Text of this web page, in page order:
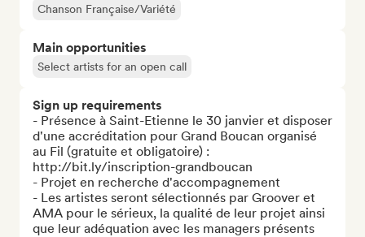
Chanson Française/Variété
Main opportunities
Select artists for an open call
Sign up requirements
- Présence à Saint-Etienne le 30 janvier et disposer
d'une accréditation pour Grand Boucan organisé
au Fil (gratuite et obligatoire) :
http://bit.ly/inscription-grandboucan
- Projet en recherche d'accompagnement
- Les artistes seront sélectionnés par Groover et
AMA pour le sérieux, la qualité de leur projet ainsi
que leur adéquation avec les managers présents